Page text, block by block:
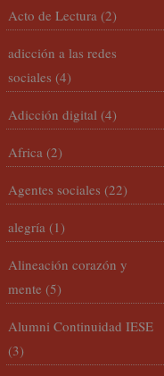
Acto de Lectura (2)
adicción a las redes
sociales (4)
Adicción digital (4)
Africa (2)
Agentes sociales (22)
alegría (1)
Alineación corazón y
mente (5)
Alumni Continuidad IESE
(3)